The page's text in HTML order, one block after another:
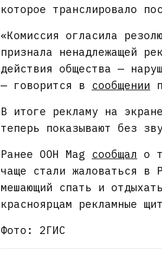
которое транслировало
«Комиссия огласила
признала ненадлежащей
действия общества —
— говорится в сообщении
В итоге рекламу на
теперь показывают без
Ранее OOH Mag сообщал о
чаще стали жаловаться в
мешающий спать и
красноярцам рекламные
Фото: 2ГИС